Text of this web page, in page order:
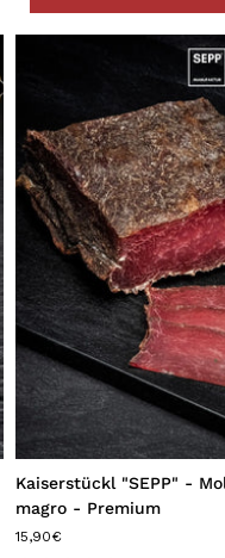
Kaiserstückl "SEPP" -
magro - Premium
15,90€